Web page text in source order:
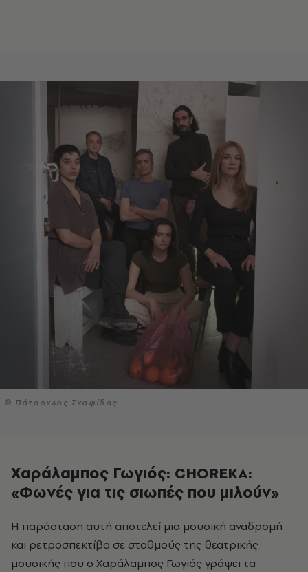
© Πάτροκλος Σκαφίδας
Χαράλαμπος Γωγιός: CHOREKA:
«Φωνές για τις σιωπές που μιλούν»
και ρετροσπεκτίβα σε σταθμούς της θεατρικής
μουσικής που ο Χαράλαμπος Γωγιός γράψει τα